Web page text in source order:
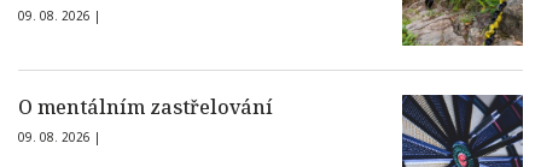
09. 08. 2026 |
O mentálním zastřelování
09. 08. 2026 |